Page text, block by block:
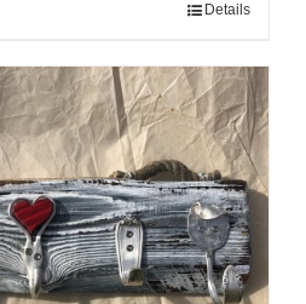
Details